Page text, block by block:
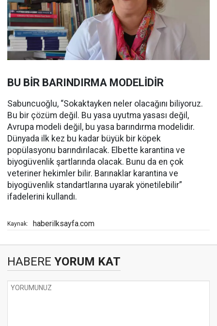
BU BİR BARINDIRMA MODELİDİR
Sabuncuoğlu, “Sokaktayken neler olacağını biliyoruz.
Bu bir çözüm değil. Bu yasa uyutma yasası değil,
Avrupa modeli değil, bu yasa barındırma modelidir.
Dünyada ilk kez bu kadar büyük bir köpek
popülasyonu barındırılacak. Elbette karantina ve
biyogüvenlik şartlarında olacak. Bunu da en çok
veteriner hekimler bilir. Barınaklar karantina ve
biyogüvenlik standartlarına uyarak yönetilebilir”
ifadelerini kullandı.
Kaynak: haberilksayfa.com
HABERE YORUM KAT